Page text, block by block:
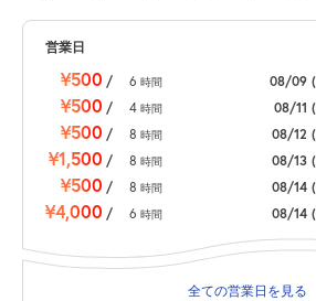
営業日
¥500 / 6 時間 08/09
¥500 / 4 時間 08/11
¥500 / 8 時間 08/12
¥1,500 / 8 時間 08/13
¥500 / 8 時間 08/14
¥4,000 / 6 時間 08/14
全ての営業日を見る